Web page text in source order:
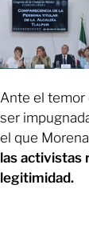
Ante el temor
ser
el que
las activistas
legitimidad.